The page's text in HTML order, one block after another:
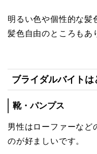
明るい色や個性的な髪
髪色自由のところもあ
ブライダルバイトは
靴・パンプス
男性はローファーなど
のが好ましいです。